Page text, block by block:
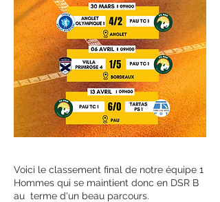
Voici le classement final de notre équipe 1
Hommes qui se maintient donc en DSR B
au terme d'un beau parcours.